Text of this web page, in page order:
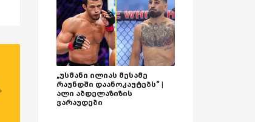
„უსმანი ილიას მესამე
რაუნდში დაანოკაუტებს“ |
ალი აბდელაზიზის
ვარაუდები